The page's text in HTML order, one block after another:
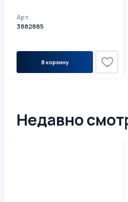
Арт.
3882885
В корзину
Недавно